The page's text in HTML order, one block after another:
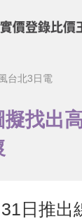
台北3日電
擬找出
日推出